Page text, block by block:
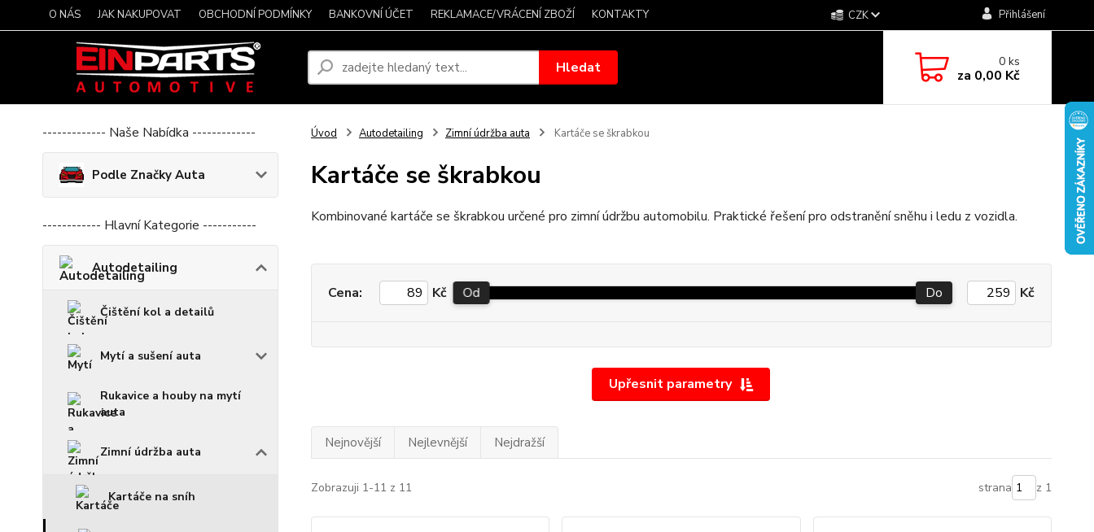
O NÁS JAK NAKUPOVAT OBCHODNÍ PODMÍNKY BANKOVNÍ ÚČET REKLAMACE/VRÁCENÍ ZBOŽÍ KONTAKTY CZK Přihlášení
Hledat 0ks
za 0,00 Kč
------------- Naše Nabídka -------------
Podle Značky Auta
------------ Hlavní Kategorie -----------
Autodetailing
Čištění kol a detailů
Mytí a sušení auta
Rukavice a houby na mytí
auta
Zimní údržba auta
Kartáče na sníh
Úvod Autodetailing Zimní údržba auta Kartáče se škrabkou
Kartáče se škrabkou
Kombinované kartáče se škrabkou určené pro zimní údržbu automobilu. Praktické řešení pro odstranění sněhu i ledu z vozidla.
Upřesnit parametry
Cena: Kč Od Do Kč
Nejnovější Nejlevnější Nejdražší
Zobrazuji 1-11 z 11 strana z 1